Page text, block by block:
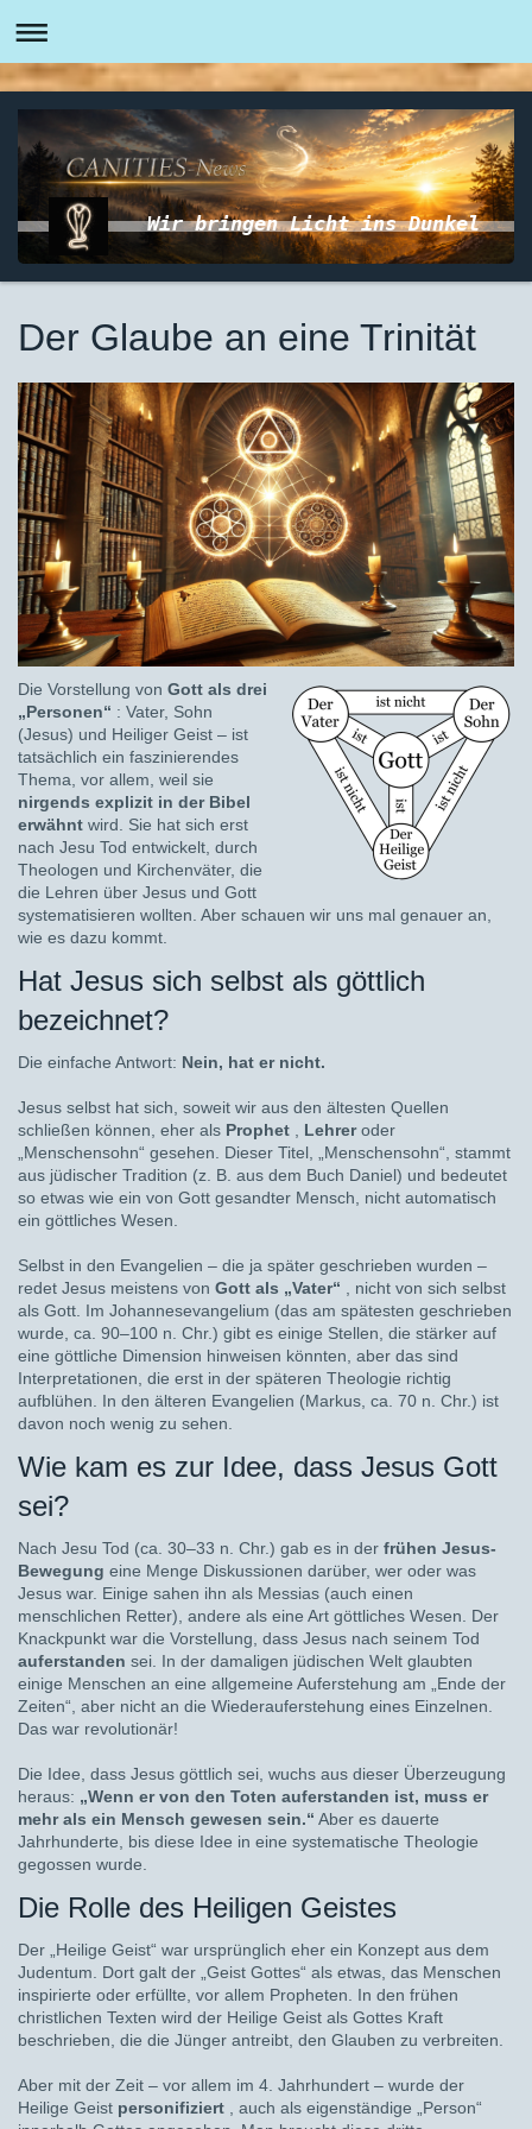
Wir bringen Licht ins Dunkel
Der Glaube an eine Trinität
Die Vorstellung von Gott als drei
„Personen“ : Vater, Sohn
(Jesus) und Heiliger Geist – ist
tatsächlich ein faszinierendes
Thema, vor allem, weil sie
nirgends explizit in der Bibel
erwähnt wird. Sie hat sich erst
nach Jesu Tod entwickelt, durch
Theologen und Kirchenväter, die
die Lehren über Jesus und Gott
systematisieren wollten. Aber schauen wir uns mal genauer an,
wie es dazu kommt.
Hat Jesus sich selbst als göttlich
bezeichnet?
Die einfache Antwort: Nein, hat er nicht.
Jesus selbst hat sich, soweit wir aus den ältesten Quellen
schließen können, eher als Prophet Lehreroder
„Menschensohn“ gesehen. Dieser Titel, „Menschensohn“, stammt
aus jüdischer Tradition (z. B. aus dem Buch Daniel) und bedeutet
so etwas wie ein von Gott gesandter Mensch, nicht automatisch
ein göttliches Wesen.
Selbst in den Evangelien – die ja später geschrieben wurden –
redet Jesus meistens von Gott als „Vater“ , nicht von sich selbst
als Gott. Im Johannesevangelium (das am spätesten geschrieben
wurde, ca. 90–100 n. Chr.) gibt es einige Stellen, die stärker auf
eine göttliche Dimension hinweisen könnten, aber das sind
Interpretationen, die erst in der späteren Theologie richtig
aufblühen. In den älteren Evangelien (Markus, ca. 70 n. Chr.) ist
davon noch wenig zu sehen.
Wie kam es zur Idee, dass Jesus Gott
sei?
Nach Jesu Tod (ca. 30–33 n. Chr.) gab es in der frühen Jesus-
Bewegung eine Menge Diskussionen darüber, wer oder was
Jesus war. Einige sahen ihn als Messias (auch einen
menschlichen Retter), andere als eine Art göttliches Wesen. Der
Knackpunkt war die Vorstellung, dass Jesus nach seinem Tod
auferstanden sei. In der damaligen jüdischen Welt glaubten
einige Menschen an eine allgemeine Auferstehung am „Ende der
Zeiten“, aber nicht an die Wiederauferstehung eines Einzelnen.
Das war revolutionär!
Die Idee, dass Jesus göttlich sei, wuchs aus dieser Überzeugung
heraus: „Wenn er von den Toten auferstanden ist, muss er
mehr als ein Mensch gewesen sein.“ Aber es dauerte
Jahrhunderte, bis diese Idee in eine systematische Theologie
gegossen wurde.
Die Rolle des Heiligen Geistes
Der „Heilige Geist“ war ursprünglich eher ein Konzept aus dem
Judentum. Dort galt der „Geist Gottes“ als etwas, das Menschen
inspirierte oder erfüllte, vor allem Propheten. In den frühen
christlichen Texten wird der Heilige Geist als Gottes Kraft
beschrieben, die die Jünger antreibt, den Glauben zu verbreiten.
Aber mit der Zeit – vor allem im 4. Jahrhundert – wurde der
Heilige Geist personifiziert , auch als eigenständige „Person“